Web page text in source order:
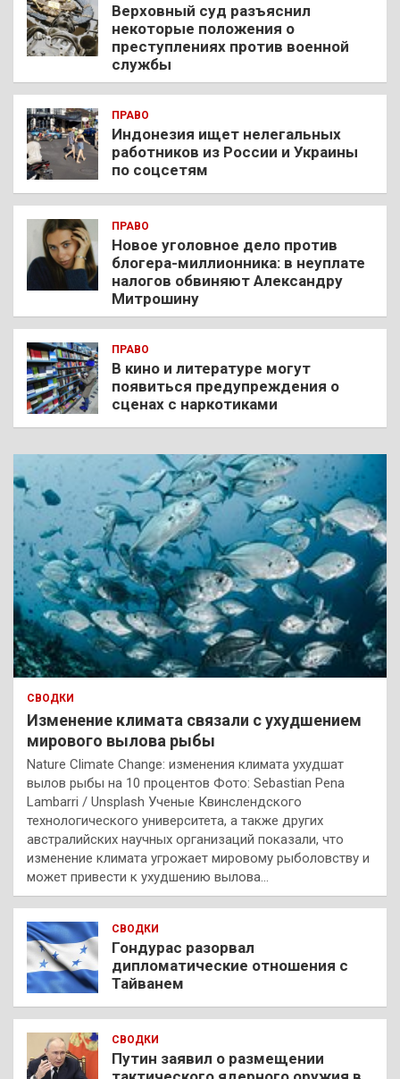
Верховный суд разъяснил
некоторые положения о
преступлениях против военной
службы
ПРАВО
Индонезия ищет нелегальных
работников из России и Украины
по соцсетям
ПРАВО
Новое уголовное дело против
блогера-миллионника: в неуплате
налогов обвиняют Александру
Митрошину
ПРАВО
В кино и литературе могут
появиться предупреждения о
сценах с наркотиками
СВОДКИ
Изменение климата связали с ухудшением
мирового вылова рыбы
Nature Climate Change: изменения климата ухудшат
вылов рыбы на 10 процентов Фото: Sebastian Pena
Lambarri / Unsplash Ученые Квинслендского
технологического университета, а также других
австралийских научных организаций показали, что
изменение климата угрожает мировому рыболовству и
может привести к ухудшению вылова…
СВОДКИ
Гондурас разорвал
дипломатические отношения с
Тайванем
СВОДКИ
Путин заявил о размещении